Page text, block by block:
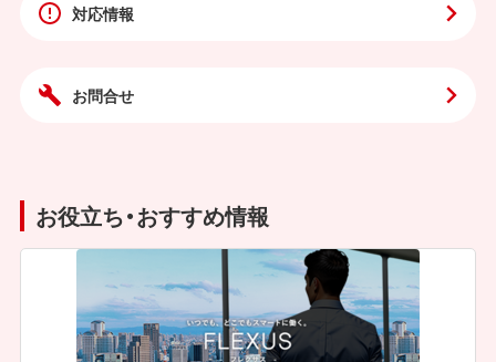
対応情報
お問合せ
お役立ち・おすすめ情報